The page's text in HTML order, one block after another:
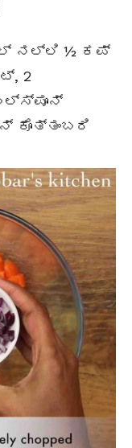
ನಲ್ಲಿ ½ ಕಪ್
2
ಕೊತ್ತಂಬರಿ